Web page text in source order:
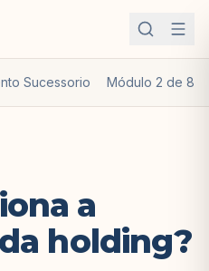
Sucessorio Módulo 2 de 8
a
holding?